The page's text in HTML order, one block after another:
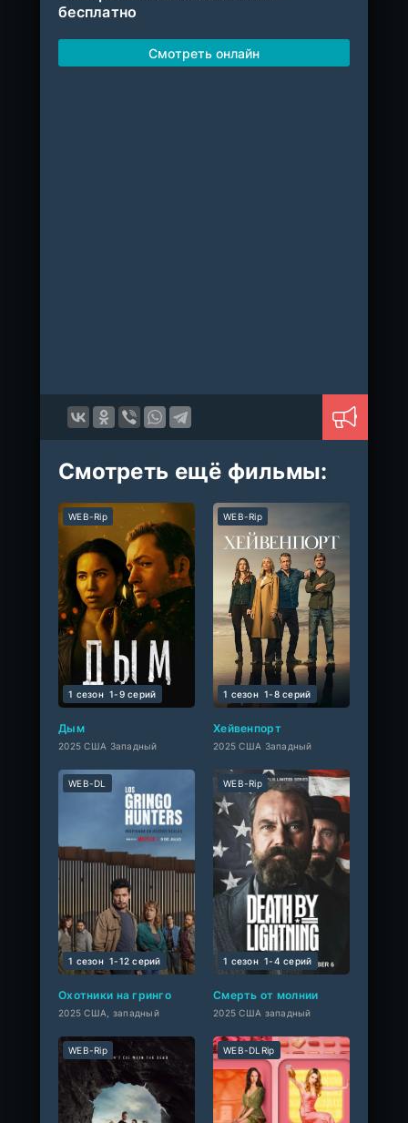
бесплатно
Смотреть онлайн
Смотреть ещё фильмы:
Дым
2025 США Западный
WEB-Rip
1 сезон 1-9 cерий
Хейвенпорт
2025 США Западный
WEB-Rip
1 сезон 1-8 cерий
Охотники на гринго
2025 США, западный
WEB-DL
1 сезон 1-12 cерий
Смерть от молнии
2025 США западный
WEB-Rip
1 сезон 1-4 cерий
WEB-Rip WEB-DLRip